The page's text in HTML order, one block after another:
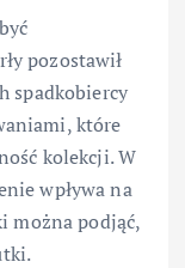
pozostawił
spadkobiercy
które
kolekcji. W
wpływa na
można podjąć,